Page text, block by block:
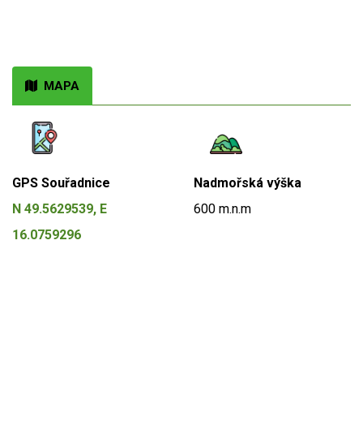
MAPA
GPS Souřadnice
N 49.5629539, E
16.0759296
Nadmořská výška
600 m.n.m